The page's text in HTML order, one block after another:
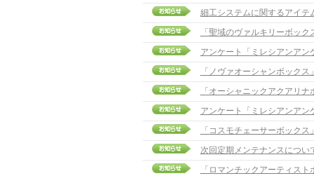
細工システムに関するアイテ
「聖域のヴァルキリーボッ
アンケート「ミレシアンアン
「ノヴァオーシャンボック
「オーシャニックアクアリ
アンケート「ミレシアンアン
「コスモチェーサーボック
次回定期メンテナンスについ
「ロマンチックアーティス